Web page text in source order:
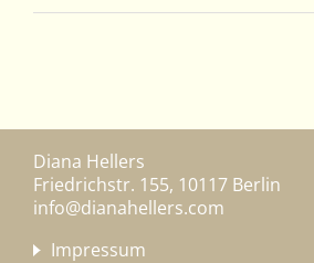
Diana Hellers
Friedrichstr. 155, 10117 Berlin
info@dianahellers.com
Impressum